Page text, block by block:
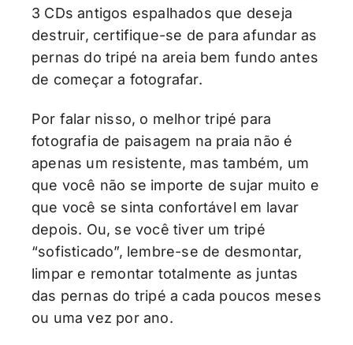
3 CDs antigos espalhados que deseja
destruir, certifique-se de para afundar as
pernas do tripé na areia bem fundo antes
de começar a fotografar.
Por falar nisso, o melhor tripé para
fotografia de paisagem na praia não é
apenas um resistente, mas também, um
que você não se importe de sujar muito e
que você se sinta confortável em lavar
depois. Ou, se você tiver um tripé
“sofisticado”, lembre-se de desmontar,
limpar e remontar totalmente as juntas
das pernas do tripé a cada poucos meses
ou uma vez por ano.